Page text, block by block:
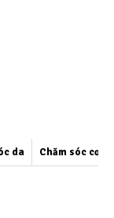
da Chăm sóc cơ